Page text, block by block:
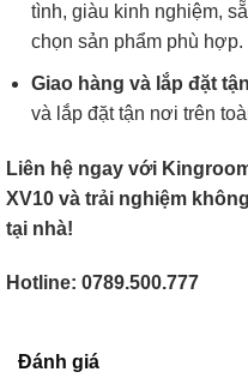
tình, giàu kinh nghiệm,
chọn sản phẩm phù hợp.
Giao hàng và lắp đặt
và lắp đặt tận nơi trên
Liên hệ ngay với
XV10 và trải nghiệm
tại nhà!
Hotline: 0789.500.777
Đánh giá